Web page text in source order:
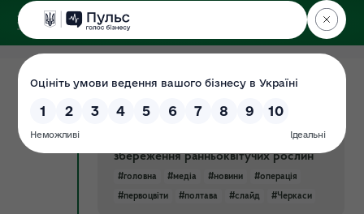
ДЕРЖЕКОІНСПЕКЦІЯ
Центрального округу
22.02.2024
Новина
розпочалася щорічна операція
«Первоцвіт», яка спрямована на
збереження ранньоквітучих рослин
#головна #медіа #новини
#операція
#первоцвіти
#полтава #слайд #Черкаси